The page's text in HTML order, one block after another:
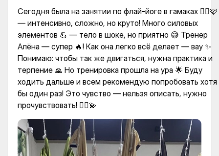
Сегодня была на занятии по флай-йоге в гамаках 🧘‍♀️🩷
— интенсивно, сложно, но круто! Много силовых
элементов 💪 — тело в шоке, но приятно 😅 Тренер
Алёна — супер 🔥! Как она легко всё делает — вау ✨
Понимаю: чтобы так же двигаться, нужна практика и
терпение 🙏 Но тренировка прошла на ура 🌟 Буду
ходить дальше и всем рекомендую попробовать хотя
бы один раз! Это чувство — нельзя описать, нужно
прочувствовать! 🤸‍♀️💫